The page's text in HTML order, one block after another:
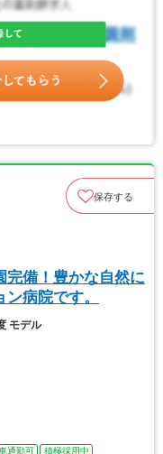
保存する
備！豊かな自然に
病院です。
モデル
通勤可 積極採用中